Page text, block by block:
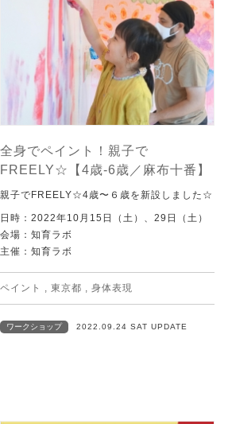
全身でペイント！親子で
FREELY☆【4歳-6歳／麻布十番】
親子でFREELY☆4歳〜６歳を新設しました☆
日時：2022年10月15日（土）、29日（土）
会場：知育ラボ
主催：知育ラボ
ペイント , 東京都 , 身体表現
ワークショップ 2022.09.24 SAT UPDATE